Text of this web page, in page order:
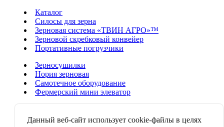
Каталог
Силосы для зерна
Зерновая система «ТВИН АГРО»™
Зерновой скребковый конвейер
Портативные погрузчики
Зерносушилки
Нория зерновая
Самотечное оборудование
Фермерский мини элеватор
Зерноочистительные машины
Данный веб-сайт использует cookie-файлы в целях